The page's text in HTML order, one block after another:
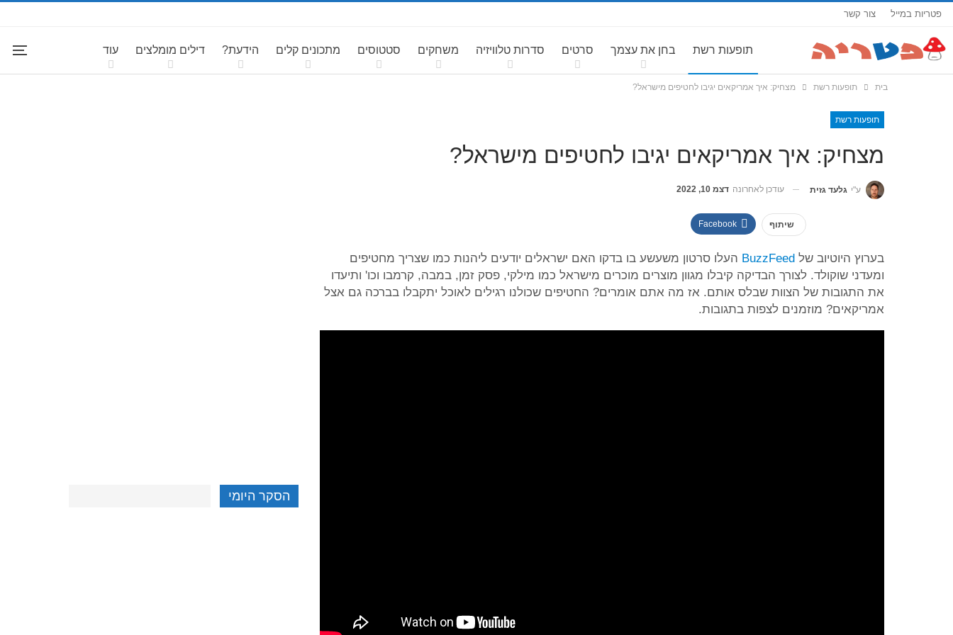
פטריות במייל צור קשר
תופעות רשת בחן את עצמך סרטים סדרות טלוויזיה משחקים סטטוסים מתכונים קלים הידעת? דילים מומלצים עוד
בית תופעות רשת מצחיק: איך אמריקאים יגיבו לחטיפים מישראל?
תופעות רשת
מצחיק: איך אמריקאים יגיבו לחטיפים מישראל?
ע"י גלעד גזית עודכן לאחרונה דצמ 10, 2022
שיתוף Facebook
בערוץ היוטיוב של BuzzFeed העלו סרטון משעשע בו בדקו האם ישראלים יודעים ליהנות כמו שצריך מחטיפים
ומעדני שוקולד. לצורך הבדיקה קיבלו מגוון מוצרים מוכרים מישראל כמו מילקי, פסק זמן, במבה, קרמבו וכו' ותיעדו
את התגובות של הצוות שבלס אותם. אז מה אתם אומרים? החטיפים שכולנו רגילים לאוכל יתקבלו בברכה גם אצל
אמריקאים? מוזמנים לצפות בתגובות.
הסקר היומי